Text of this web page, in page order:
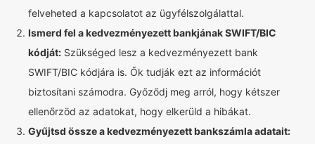
felveheted a kapcsolatot az ügyfélszolgálattal.
Ismerd fel a kedvezményezett bankjának SWIFT/BIC
kódját: Szükséged lesz a kedvezményezett bank
SWIFT/BIC kódjára is. Ők tudják ezt az információt
biztosítani számodra. Győződj meg arról, hogy kétszer
ellenőrzöd az adatokat, hogy elkerüld a hibákat.
Gyűjtsd össze a kedvezményezett bankszámla adatait: